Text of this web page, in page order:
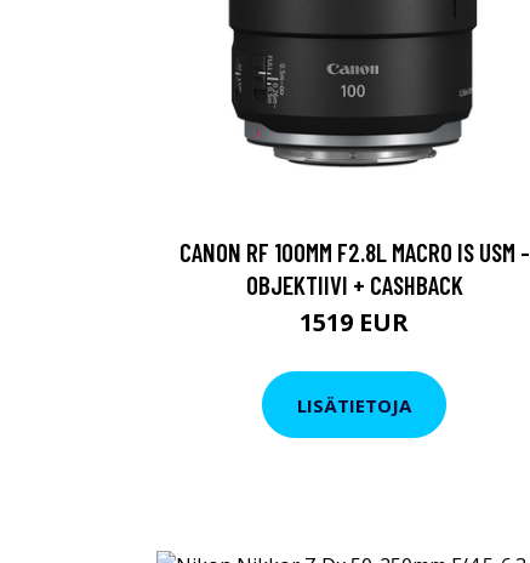
CANON RF 100MM F2.8L MACRO IS USM -
OBJEKTIIVI + CASHBACK
1519 EUR
LISÄTIETOJA